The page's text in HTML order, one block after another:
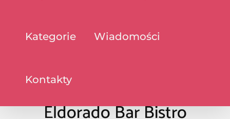
Kategorie Wiadomości
Kontakty
Eldorado Bar Bistro